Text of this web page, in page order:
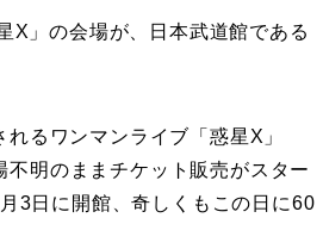
X」の会場が、日本武道館である
るワンマンライブ「惑星X」
明のままチケット販売がスター
3日に開館、奇しくもこの日に60